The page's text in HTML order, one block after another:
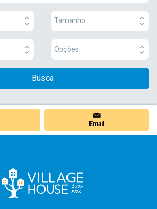
Tamanho
Opções
Busca
Email